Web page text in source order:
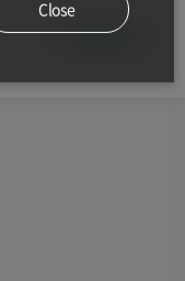
공유하기
Close